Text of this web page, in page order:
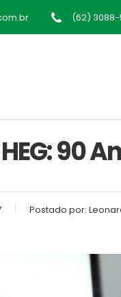
(62)
90
Postado por: